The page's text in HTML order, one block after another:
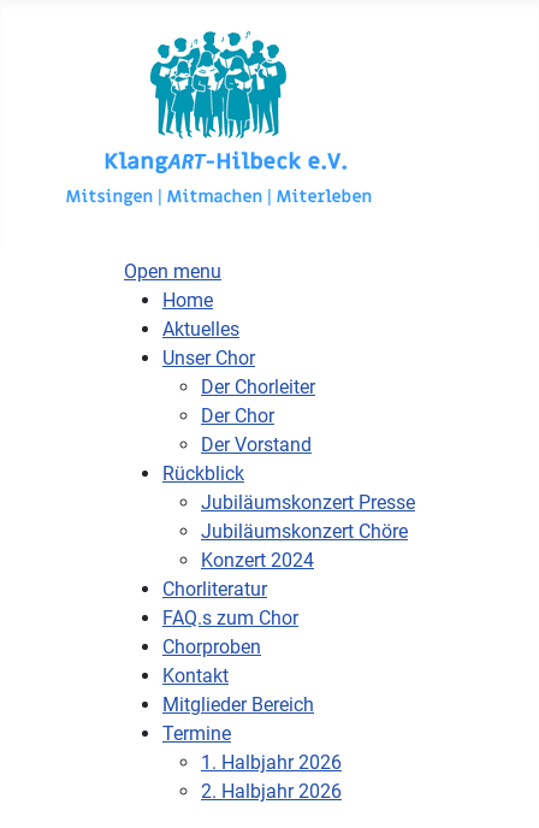
Open menu
Home
Aktuelles
Unser Chor
Der Chorleiter
Der Chor
Der Vorstand
Rückblick
Jubiläumskonzert Presse
Jubiläumskonzert Chöre
Konzert 2024
Chorliteratur
FAQ.s zum Chor
Chorproben
Kontakt
Mitglieder Bereich
Termine
1. Halbjahr 2026
2. Halbjahr 2026